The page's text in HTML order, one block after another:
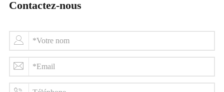
Contactez-nous